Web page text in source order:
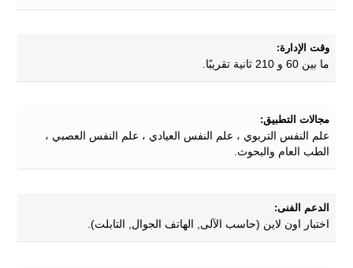
وقت الإدارة:
ما بين 60 و 210 ثانية تقريبًا.
مجالات التطبيق:
علم النفس التربوي ، علم النفس العيادي ، علم النفس العصبي ،
الطب العام والبحوث.
الدعم الفنى:
اختبار اون لاين (حاسب الآلى, الهاتف الجوال, التابلت).